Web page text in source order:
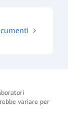
variare per